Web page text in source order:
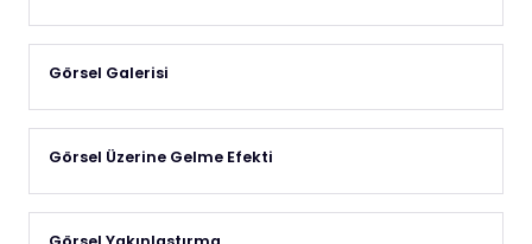
Görsel Galerisi
Görsel Üzerine Gelme Efekti